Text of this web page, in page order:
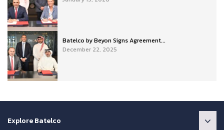
Batelco by Beyon Signs Agreement...
December 22, 2025
Explore Batelco